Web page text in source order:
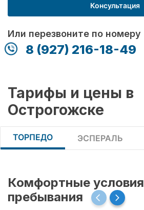
Консультация
Или перезвоните по номеру
8 (927) 216-18-49
Тарифы и цены в
Острогожске
ТОРПЕДО ЭСПЕРАЛЬ
Комфортные условия
пребывания